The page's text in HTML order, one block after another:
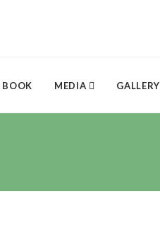
BOOK MEDIA GALLERY